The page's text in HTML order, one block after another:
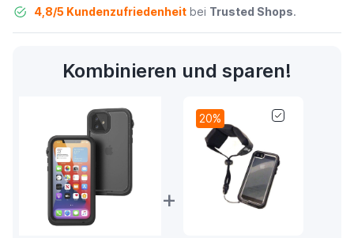
4,8/5 Kundenzufriedenheitbei Trusted Shops.
Kombinieren und sparen!
+
20%